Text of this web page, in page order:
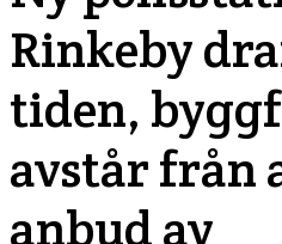
Rinkeby
tiden,
avstår från
anbud av